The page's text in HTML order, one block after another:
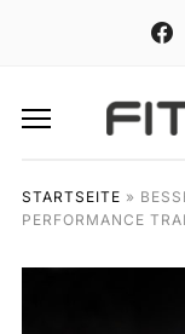
STARTSEITE »
PERFORMANCE